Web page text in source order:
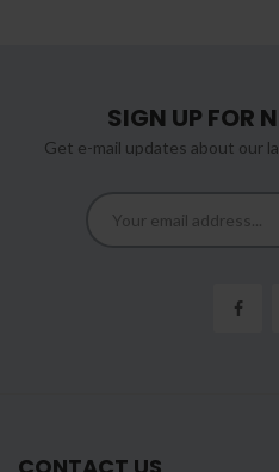
SIGN UP FOR
Get e-mail updates about our